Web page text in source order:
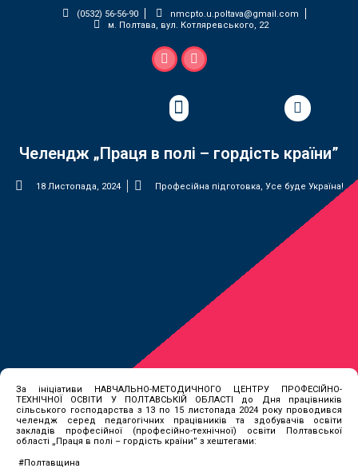
(0532) 56-56-90
nmcpto.u.poltava@gmail.com
м. Полтава, вул. Котляревського, 22
Челендж „Праця в полі – гордість країни”
18 Листопада, 2024 Професійна підготовка Усе буде Україна!
За ініціативи НАВЧАЛЬНО-МЕТОДИЧНОГО ЦЕНТРУ ПРОФЕСІЙНО-
ТЕХНІЧНОЇ ОСВІТИ У ПОЛТАВСЬКІЙ ОБЛАСТІ до Дня працівників
сільського господарства з 13 по 15 листопада 2024 року проводився
челендж серед педагогічних працівників та здобувачів освіти
закладів професійної (професійно-технічної) освіти Полтавської
області „Праця в полі – гордість країни” з хештегами:
#Полтавщина